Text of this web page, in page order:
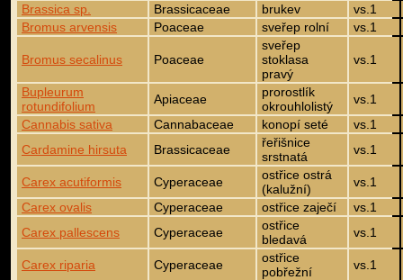
Brassica sp.
Brassicaceae brukev
vs.1
Bromus arvensis
Poaceae sveřep rolní vs.1
Bromus secalinus Poaceae
sveřep
stoklasa
pravý
vs.1
Bupleurum
rotundifolium
Apiaceae
prorostlík
okrouhlolistý
vs.1
Cannabis sativa
Cannabaceae konopí seté
vs.1
Cardamine hirsuta
Brassicaceae
řeřišnice
srstnatá
vs.1
Carex acutiformis Cyperaceae
ostřice ostrá
(kalužní)
vs.1
Carex ovalis
Cyperaceae ostřice zaječí
vs.1
Carex pallescens
Cyperaceae
ostřice
bledavá
vs.1
Carex riparia Cyperaceae
ostřice
pobřežní
vs.1